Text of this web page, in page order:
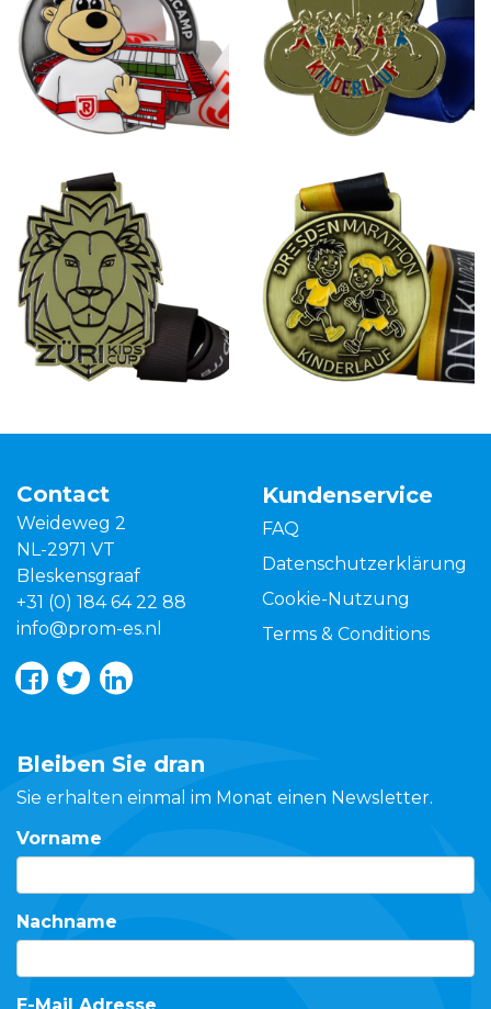
Contact
Weideweg 2
NL-2971 VT
Bleskensgraaf
+31 (0) 184 64 22 88
info@prom-es.nl
Kundenservice
FAQ
Datenschutzerklärung
Cookie-Nutzung
Terms & Conditions
Bleiben Sie dran
Sie erhalten einmal im Monat einen Newsletter.
Vorname
Nachname